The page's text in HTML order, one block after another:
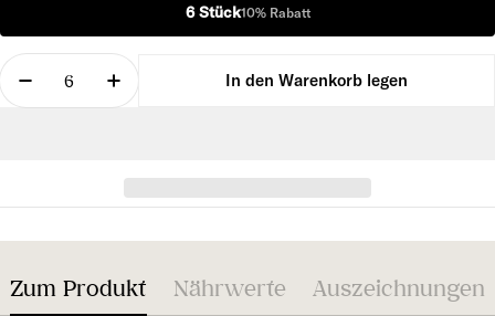
6 Stück10% Rabatt
Menge
Menge für Grüner Veltliner Dürnsteiner Wachau
Menge für Grüner Veltliner Dürnsteiner
In den Warenkorb legen
Zum Produkt Nährwerte Auszeichnungen